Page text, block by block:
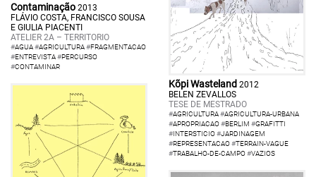
Contaminação 2013
FLÁVIO COSTA, FRANCISCO SOUSA
E GIULIA PIACENTI
ATELIER 2A – TERRITORIO
#AGUA#AGRICULTURA#FRAGMENTACAO
#ENTREVISTA#PERCURSO
#CONTAMINAR
Kõpi Wasteland 2012
BELEN ZEVALLOS
TESE DE MESTRADO
#AGRICULTURA#AGRICULTURA-URBANA
#APROPRIACAO#BERLIM #GRAFITTI
#INTERSTICIO#JARDINAGEM
#REPRESENTACAO#TERRAIN-VAGUE
#TRABALHO-DE-CAMPO#VAZIOS